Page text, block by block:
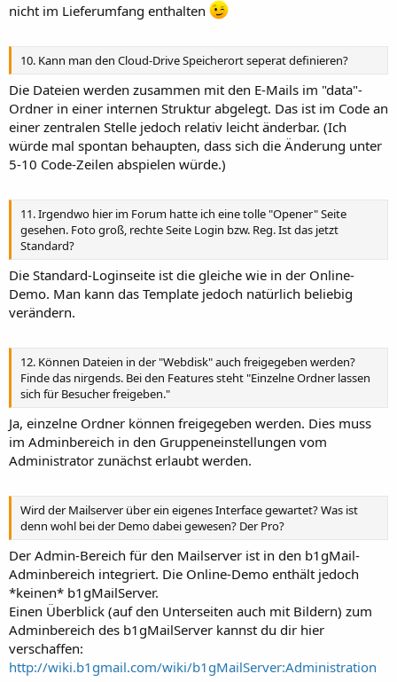
nicht im Lieferumfang enthalten
10. Kann man den Cloud-Drive Speicherort seperat definieren?
Die Dateien werden zusammen mit den E-Mails im "data"-
Ordner in einer internen Struktur abgelegt. Das ist im Code an
einer zentralen Stelle jedoch relativ leicht änderbar. (Ich
würde mal spontan behaupten, dass sich die Änderung unter
5-10 Code-Zeilen abspielen würde.)
11. Irgendwo hier im Forum hatte ich eine tolle "Opener" Seite
gesehen. Foto groß, rechte Seite Login bzw. Reg. Ist das jetzt
Standard?
Die Standard-Loginseite ist die gleiche wie in der Online-
Demo. Man kann das Template jedoch natürlich beliebig
verändern.
12. Können Dateien in der "Webdisk" auch freigegeben werden?
Finde das nirgends. Bei den Features steht "Einzelne Ordner lassen
sich für Besucher freigeben."
Ja, einzelne Ordner können freigegeben werden. Dies muss
im Adminbereich in den Gruppeneinstellungen vom
Administrator zunächst erlaubt werden.
Wird der Mailserver über ein eigenes Interface gewartet? Was ist
denn wohl bei der Demo dabei gewesen? Der Pro?
Der Admin-Bereich für den Mailserver ist in den b1gMail-
Adminbereich integriert. Die Online-Demo enthält jedoch
*keinen* b1gMailServer.
Einen Überblick (auf den Unterseiten auch mit Bildern) zum
Adminbereich des b1gMailServer kannst du dir hier
verschaffen:
http://wiki.b1gmail.com/wiki/b1gMailServer:Administration